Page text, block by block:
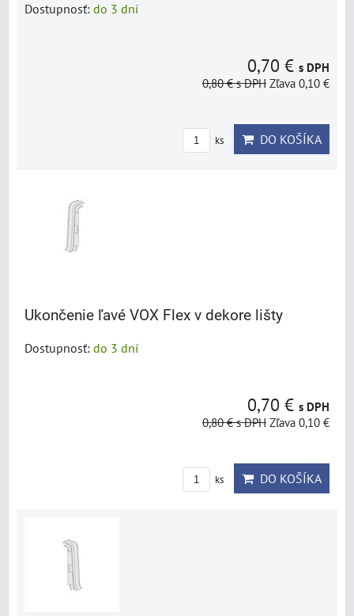
Dostupnosť: do 3 dní
0,70 € s DPH
0,80 €s DPH Zľava 0,10 €
ks DO KOŠÍKA
Ukončenie ľavé VOX Flex v dekore lišty
Dostupnosť: do 3 dní
0,70 € s DPH
0,80 €s DPH Zľava 0,10 €
ks DO KOŠÍKA